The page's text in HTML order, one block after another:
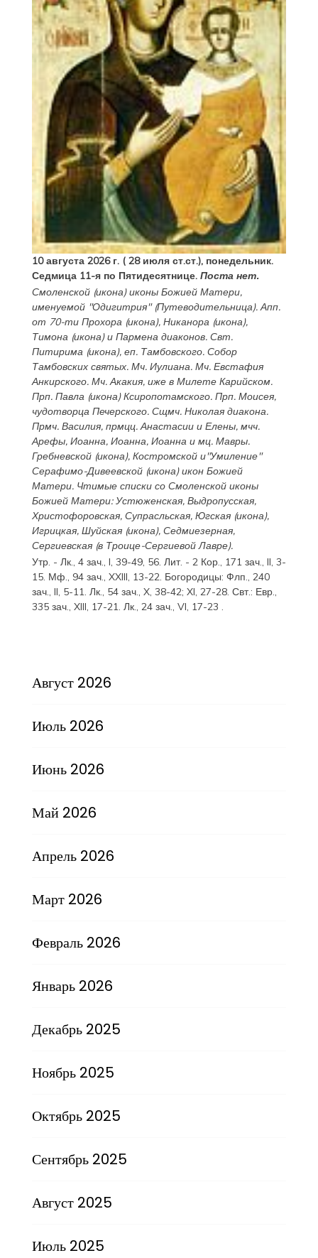
10 августа 2026 г. ( 28 июля ст.ст.), понедельник.
Седмица 11-я по Пятидесятнице. Поста нет.
Смоленской(икона) иконы Божией Матери,
именуемой "Одигитрия" (Путеводительница). Апп.
от 70-ти Прохора(икона), Никанора(икона),
Тимона(икона) и Парменадиаконов. Свт.
Питирима(икона), еп. Тамбовского. Собор
Тамбовских святых. Мч. Иулиана. Мч. Евстафия
Анкирского. Мч.Акакия, иже в Милете Карийском.
Прп. Павла(икона) Ксиропотамского. Прп. Моисея,
чудотворца Печерского. Сщмч. Николаядиакона.
Прмч. Василия, прмцц.Анастасиии Елены, мчч.
Арефы, Иоанна, Иоанна, Иоаннаи мц. Мавры.
Гребневской(икона), Костромскойи"Умиление"
Серафимо-Дивеевской(икона) икон Божией
Матери. Чтимые списки со Смоленской иконы
Божией Матери:Устюженская, Выдропусская,
Христофоровская, Супрасльская, Югская(икона),
Игрицкая, Шуйская(икона), Седмиезерная,
Сергиевская(в Троице-Сергиевой Лавре).
Утр. - Лк., 4 зач., I, 39-49, 56. Лит. - 2 Кор., 171 зач., II, 3-
15. Мф., 94 зач., XXIII, 13-22. Богородицы: Флп., 240
зач., II, 5-11. Лк., 54 зач., X, 38-42; XI, 27-28. Свт.: Евр.,
335 зач., XIII, 17-21. Лк., 24 зач., VI, 17-23 .
Август 2026
Июль 2026
Июнь 2026
Май 2026
Апрель 2026
Март 2026
Февраль 2026
Январь 2026
Декабрь 2025
Ноябрь 2025
Октябрь 2025
Сентябрь 2025
Август 2025
Июль 2025